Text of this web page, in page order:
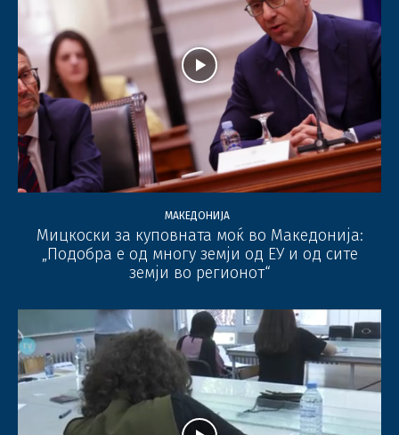
МАКЕДОНИЈА
Мицкоски за куповната моќ во Македонија:
„Подобра е од многу земји од ЕУ и од сите
земји во регионот“